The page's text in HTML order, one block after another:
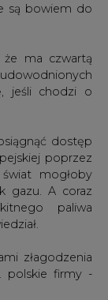
są bowiem do
ma czwartą
jeśli chodzi o
dostęp
poprzez
mogłoby
gazu. A coraz
paliwa
złagodzenia
polskie firmy -